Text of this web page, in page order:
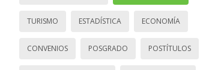
TURISMO ESTADÍSTICA ECONOMÍA
CONVENIOS POSGRADO POSTÍTULOS